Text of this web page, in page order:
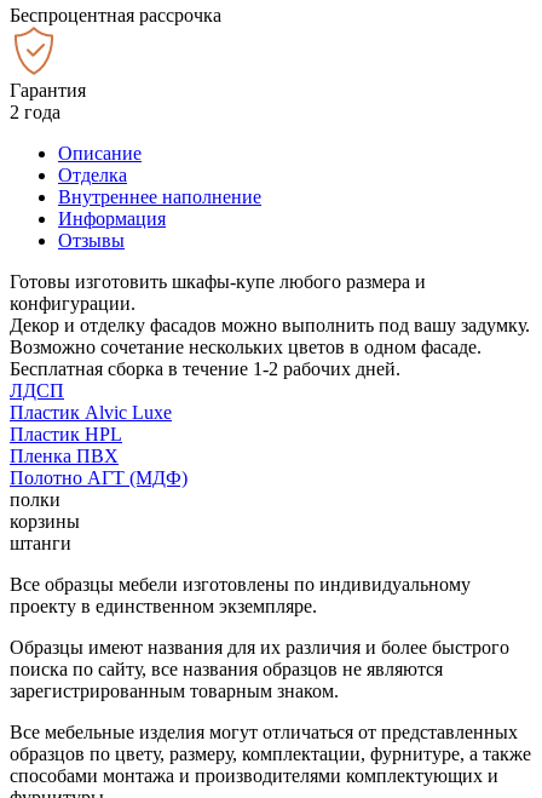
Беспроцентная рассрочка
Гарантия
2 года
Описание
Отделка
Внутреннее наполнение
Информация
Отзывы
Готовы изготовить шкафы-купе любого размера и
конфигурации.
Декор и отделку фасадов можно выполнить под вашу задумку.
Возможно сочетание нескольких цветов в одном фасаде.
Бесплатная сборка в течение 1-2 рабочих дней.
ЛДСП
Пластик Alvic Luxe
Пластик HPL
Пленка ПВХ
Полотно АГТ (МДФ)
полки
корзины
штанги
Все образцы мебели изготовлены по индивидуальному
проекту в единственном экземпляре.
Образцы имеют названия для их различия и более быстрого
поиска по сайту, все названия образцов не являются
зарегистрированным товарным знаком.
Все мебельные изделия могут отличаться от представленных
образцов по цвету, размеру, комплектации, фурнитуре, а также
способами монтажа и производителями комплектующих и